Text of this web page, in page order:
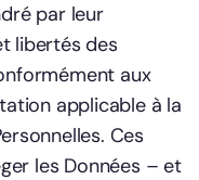
par leur
libertés des
aux
applicable à la
Ces
les Données – et